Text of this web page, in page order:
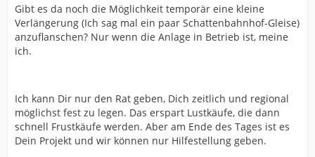
Gibt es da noch die Möglichkeit temporär eine kleine
Verlängerung (Ich sag mal ein paar Schattenbahnhof-Gleise)
anzuflanschen? Nur wenn die Anlage in Betrieb ist, meine
ich.
Ich kann Dir nur den Rat geben, Dich zeitlich und regional
möglichst fest zu legen. Das erspart Lustkäufe, die dann
schnell Frustkäufe werden. Aber am Ende des Tages ist es
Dein Projekt und wir können nur Hilfestellung geben.